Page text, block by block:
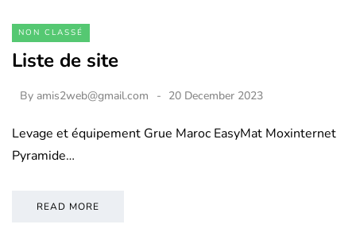
NON CLASSÉ
Liste de site
By amis2web@gmail.com 20 December 2023
Levage et équipement Grue Maroc EasyMat Moxinternet
Pyramide…
READ MORE